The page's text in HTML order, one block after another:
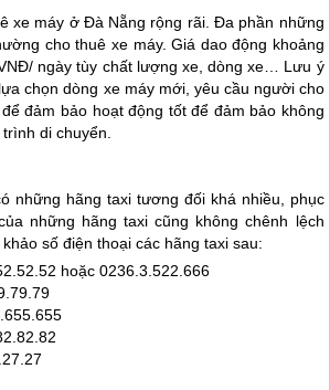
xe máy ở Đà Nẵng rộng rãi. Đa phần những
cho thuê xe máy. Giá dao động khoảng
ngày tùy chất lượng xe, dòng xe… Lưu ý
chọn dòng xe máy mới, yêu cầu người cho
đảm bảo hoạt động tốt để đảm bảo không
di chuyển.
những hãng taxi tương đối khá nhiều, phục
những hãng taxi cũng không chênh lệch
số điện thoại các hãng taxi sau:
hoặc 0236.3.522.666